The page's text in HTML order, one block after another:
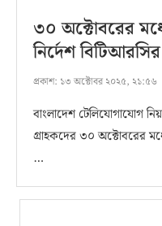
৩০ অক্টোবরের
নির্দেশ বিটিআরসির
প্রকাশ: ১৩ অক্টোবর ২০২৫, ২১:৫৬
বাংলাদেশ টেলিযোগাযোগ
গ্রাহকদের ৩০ অক্টোবরের
…